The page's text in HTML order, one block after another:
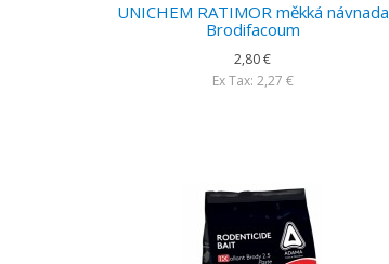
UNICHEM RATIMOR měkká návnada
Brodifacoum
2,80 €
Ex Tax: 2,27 €